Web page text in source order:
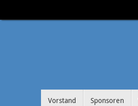
Inhalt
Vorstand Sponsoren